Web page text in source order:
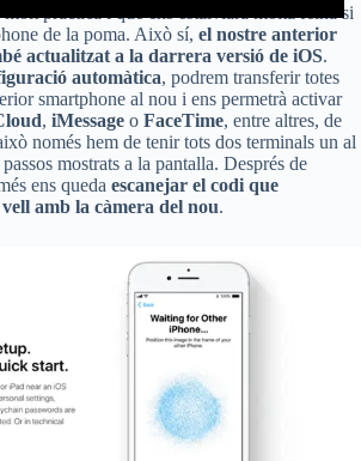
pràctica i que ens estalviarà molta feina si
de la poma. Això sí, el nostre anterior
actualitzat a la darrera versió de iOS.
automàtica, podrem transferir totes
smartphone al nou i ens permetrà activar
, iMessage o FaceTime, entre altres, de
només hem de tenir tots dos terminals un al
mostrats a la pantalla. Després de
ens queda escanejar el codi que
amb la càmera del nou.